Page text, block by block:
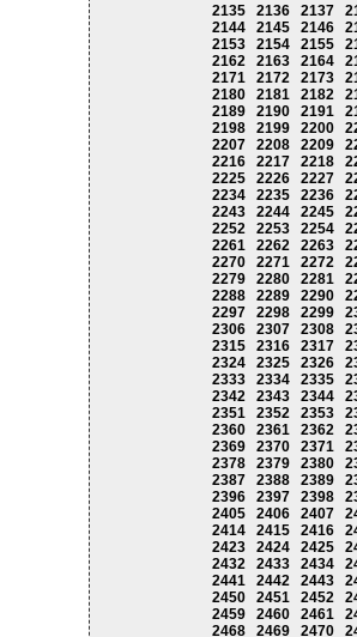
2135
2136 2137
2144
2145 2146
2153
2154 2155
2162
2163 2164
2171
2172 2173
2180
2181 2182
2189
2190 2191
2198
2199 2200
2207
2208 2209
2216
2217 2218
2225
2226 2227
2234
2235 2236
2243
2244 2245
2252
2253 2254
2261
2262 2263
2270
2271 2272
2279
2280 2281
2288
2289 2290
2297
2298 2299
2306
2307 2308
2315
2316 2317
2324
2325 2326
2333
2334 2335
2342
2343 2344
2351
2352 2353
2360
2361 2362
2369
2370 2371
2378
2379 2380
2387
2388 2389
2396
2397 2398
2405
2406 2407
2414
2415 2416
2423
2424 2425
2432
2433 2434
2441
2442 2443
2450
2451 2452
2459
2460 2461
2468
2469 2470